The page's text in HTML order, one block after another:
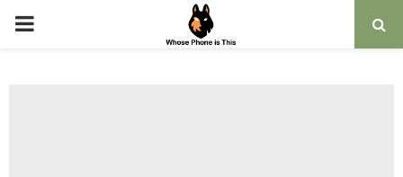
PRIMARY